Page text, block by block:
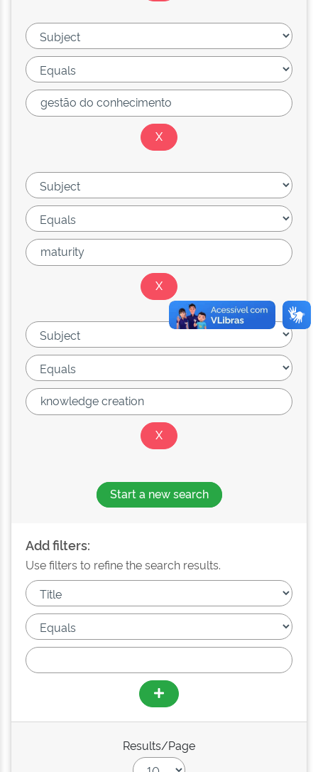
Start a new search
Add filters:
Use filters to refine the search results.
Results/Page